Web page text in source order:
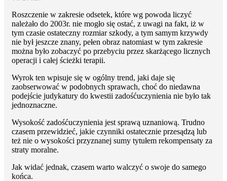
Roszczenie w zakresie odsetek, które wg powoda liczyć
należało do 2003r. nie mogło się ostać, z uwagi na fakt, iż w
tym czasie ostateczny rozmiar szkody, a tym samym krzywdy
nie był jeszcze znany, pełen obraz natomiast w tym zakresie
można było zobaczyć po przebyciu przez skarżącego licznych
operacji i całej ścieżki terapii.
Wyrok ten wpisuje się w ogólny trend, jaki daje się
zaobserwować w podobnych sprawach, choć do niedawna
podejście judykatury do kwestii zadośćuczynienia nie było tak
jednoznaczne.
Wysokość zadośćuczynienia jest sprawą uznaniową. Trudno
czasem przewidzieć, jakie czynniki ostatecznie przesądzą lub
też nie o wysokości przyznanej sumy tytułem rekompensaty za
straty moralne.
Jak widać jednak, czasem warto walczyć o swoje do samego
końca.